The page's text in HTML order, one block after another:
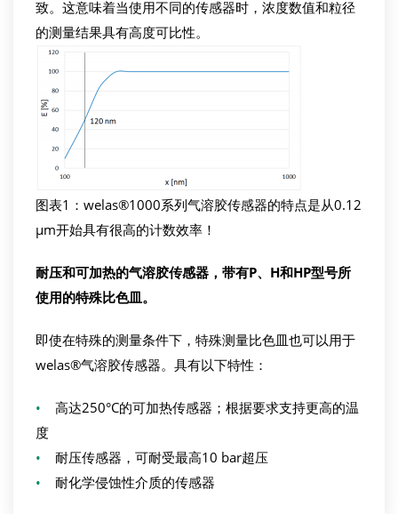
致。这意味着当使用不同的传感器时，浓度数值和粒径
的测量结果具有高度可比性。
图表1：welas®1000系列气溶胶传感器的特点是从0.12
µm开始具有很高的计数效率！
耐压和可加热的气溶胶传感器，带有P、 H和HP型号所
使用的特殊比色皿。
即使在特殊的测量条件下，特殊测量比色皿也可以用于
welas®气溶胶传感器。具有以下特性：
• 高达250°C的可加热传感器；根据要求支持更高的温
度
• 耐压传感器，可耐受最高10 bar超压
• 耐化学侵蚀性介质的传感器